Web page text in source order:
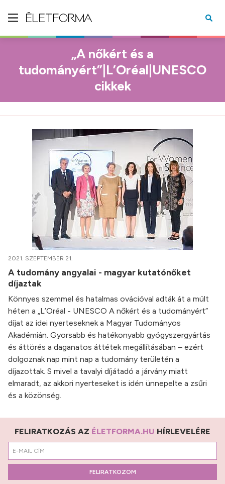
„A nőkért és a
tudományért”|L’Oréal|UNESCO
cikkek
2021. SZEPTEMBER 21.
A tudomány angyalai - magyar kutatónőket
díjaztak
Könnyes szemmel és hatalmas ovációval adták át a múlt
héten a „L’Oréal - UNESCO A nőkért és a tudományért”
díjat az idei nyerteseknek a Magyar Tudományos
Akadémián. Gyorsabb és hatékonyabb gyógyszergyártás
és áttörés a daganatos áttétek megállításában – ezért
dolgoznak nap mint nap a tudomány területén a
díjazottak. S mivel a tavalyi díjátadó a járvány miatt
elmaradt, az akkori nyerteseket is idén ünnepelte a zsűri
és a közönség.
FELIRATKOZÁS AZ ÉLETFORMA.HU HÍRLEVELÉRE
FELIRATKOZOM